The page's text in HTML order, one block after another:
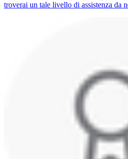
troverai un tale livello di assistenza da